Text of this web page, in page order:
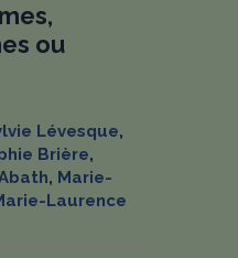
ou
Lévesque,
Brière,
, Marie-
Laurence